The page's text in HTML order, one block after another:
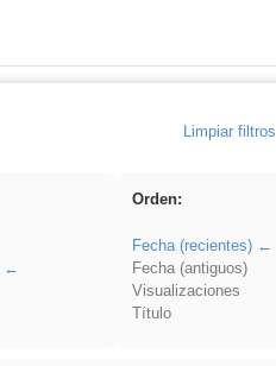
Limpiar filtros
Orden:
Fecha (recientes)
Fecha (antiguos)
Visualizaciones
Título